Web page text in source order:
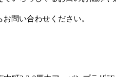
問い合わせください。